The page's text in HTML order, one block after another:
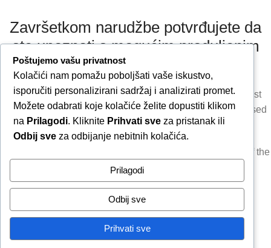
Završetkom narudžbe potvrđujete da
ste upoznati s mogućim produljenim
rokom slanja.
Due to our annual holiday from 1 August 2026 to 16 August
2026, all orders received after 30 July 2026 will be processed
and shipped during the week following our return.
By completing your order, you confirm that you are aware of the
possible extended shipping time.
Zatvori obavijest / Close
Poštujemo vašu privatnost
Kolačići nam pomažu poboljšati vaše iskustvo,
isporučiti personalizirani sadržaj i analizirati promet.
Možete odabrati koje kolačiće želite dopustiti klikom
na Prilagodi. Kliknite Prihvati sve za pristanak ili
Odbij sve za odbijanje nebitnih kolačića.
Prilagodi
Odbij sve
Prihvati sve
Raskid ugovora